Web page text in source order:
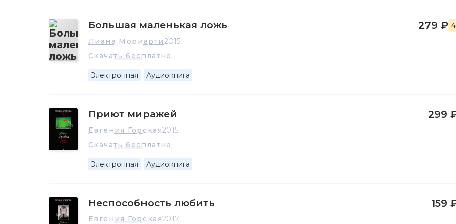
Большая маленькая ложь
Лиана Мориарти2015
Скачать бесплатно
Электронная Аудиокнига
279 ₽
Приют миражей
Евгения Горская2015
Скачать бесплатно
Электронная Аудиокнига
299
Неспособность любить
Евгения Горская2017
159